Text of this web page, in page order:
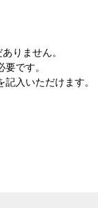
りません。
要です。
入いただけます。